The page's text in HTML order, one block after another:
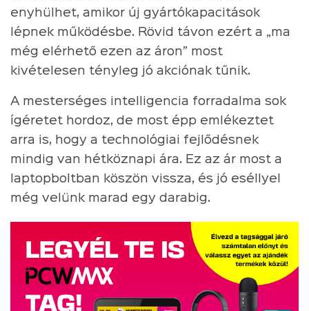
enyhülhet, amikor új gyártókapacitások
lépnek működésbe. Rövid távon ezért a „ma
még elérhető ezen az áron” most
kivételesen tényleg jó akciónak tűnik.
A mesterséges intelligencia forradalma sok
ígéretet hordoz, de most épp emlékeztet
arra is, hogy a technológiai fejlődésnek
mindig van hétköznapi ára. Ez az ár most a
laptopboltban köszön vissza, és jó eséllyel
még velünk marad egy darabig.